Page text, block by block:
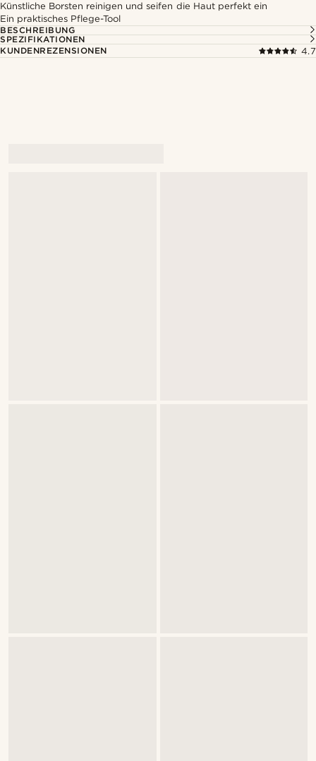
Künstliche Borsten reinigen und seifen die Haut perfekt ein
Ein praktisches Pflege-Tool
BESCHREIBUNG
SPEZIFIKATIONEN
KUNDENREZENSIONEN
4.7